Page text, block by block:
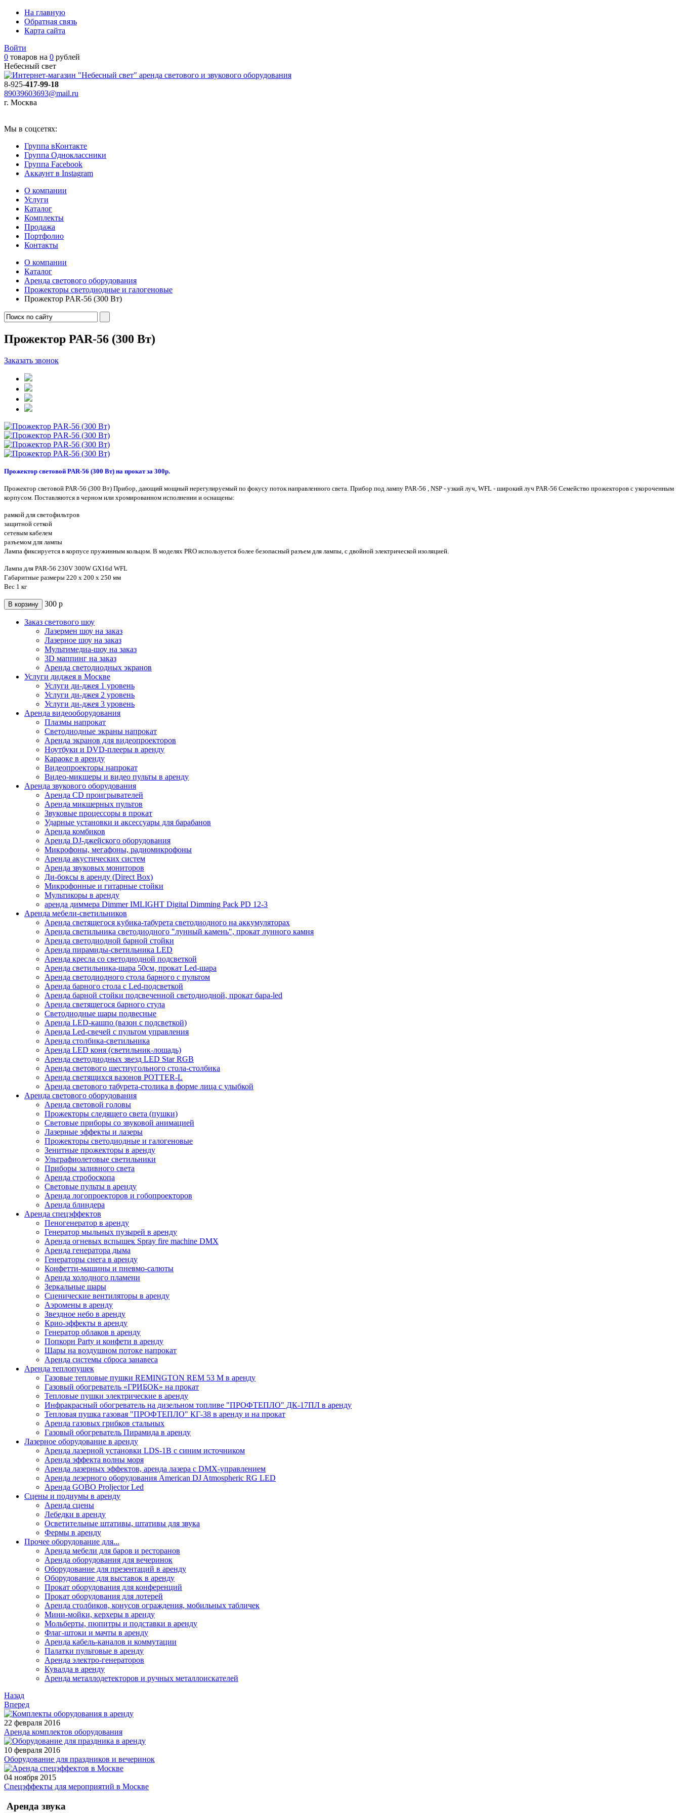
На главную
Обратная связь
Карта сайта
Войти
0 товаров на 0 рублей
Небесный свет
аренда светового и звукового оборудования
8-925-417-99-18
89039603693@mail.ru
г. Москва
Мы в соцсетях:
Группа вКонтакте
Группа Одноклассники
Группа Facebook
Аккаунт в Instagram
О компании
Услуги
Каталог
Комплекты
Продажа
Портфолио
Контакты
О компании
Каталог
Аренда светового оборудования
Прожекторы светодиодные и галогеновые
Прожектор PAR-56 (300 Вт)
Прожектор PAR-56 (300 Вт)
Заказать звонок
Прожектор световой PAR-56 (300 Вт) на прокат за 300р.
Прожектор световой PAR-56 (300 Вт) Прибор, дающий мощный нерегулируемый по фокусу поток направленного света. Прибор под лампу PAR-56 , NSP - узкий луч, WFL - широкий луч PAR-56 Семейство прожекторов с укороченным
корпусом. Поставляются в черном или хромированном исполнении и оснащены:
рамкой для светофильтров
защитной сеткой
сетевым кабелем
разъемом для лампы
Лампа фиксируется в корпусе пружинным кольцом. В моделях PRO используется более безопасный разъем для лампы, с двойной электрической изоляцией.
Лампа для PAR-56 230V 300W GX16d WFL
Габаритные размеры 220 х 200 х 250 мм
Вес 1 кг
В корзину 300 р
Заказ светового шоу
Лазермен шоу на заказ
Лазерное шоу на заказ
Мультимедиа-шоу на заказ
3D маппинг на заказ
Аренда светодиодных экранов
Услуги диджея в Москве
Услуги ди-джея 1 уровень
Услуги ди-джея 2 уровень
Услуги ди-джея 3 уровень
Аренда видеооборудования
Плазмы напрокат
Светодиодные экраны напрокат
Аренда экранов для видеопроекторов
Ноутбуки и DVD-плееры в аренду
Караоке в аренду
Видеопроекторы напрокат
Видео-микшеры и видео пульты в аренду
Аренда звукового оборудования
Аренда CD проигрывателей
Аренда микшерных пультов
Звуковые процессоры в прокат
Ударные установки и аксессуары для барабанов
Аренда комбиков
Аренда DJ-джейского оборудования
Микрофоны, мегафоны, радиомикрофоны
Аренда акустических систем
Аренда звуковых мониторов
Ди-боксы в аренду (Direct Box)
Микрофонные и гитарные стойки
Мультикоры в аренду
аренда диммера Dimmer IMLIGHT Digital Dimming Pack PD 12-3
Аренда мебели-светильников
Аренда светящегося кубика-табурета светодиодного на аккумуляторах
Аренда светильника светодиодного "лунный камень", прокат лунного камня
Аренда светодиодной барной стойки
Аренда пирамиды-светильника LED
Аренда кресла со светодиодной подсветкой
Аренда светильника-шара 50см, прокат Led-шара
Аренда светодиодного стола барного с пультом
Аренда барного стола с Led-подсветкой
Аренда барной стойки подсвеченной светодиодной, прокат бара-led
Аренда светящегося барного стула
Светодиодные шары подвесные
Аренда LED-кашпо (вазон с подсветкой)
Аренда Led-свечей с пультом управления
Аренда столбика-светильника
Аренда LED коня (светильник-лошадь)
Аренда светодиодных звезд LED Star RGB
Аренда светового шестиугольного стола-столбика
Аренда светящихся вазонов POTTER-L
Аренда светового табурета-столика в форме лица с улыбкой
Аренда светового оборудования
Аренда световой головы
Прожекторы следящего света (пушки)
Световые приборы со звуковой анимацией
Лазерные эффекты и лазеры
Прожекторы светодиодные и галогеновые
Зенитные прожекторы в аренду
Ультрафиолетовые светильники
Приборы заливного света
Аренда стробоскопа
Световые пульты в аренду
Аренда логопроекторов и гобопроекторов
Аренда блиндера
Аренда спецэффектов
Пеногенератор в аренду
Генератор мыльных пузырей в аренду
Аренда огневых вспышек Spray fire machine DMX
Аренда генератора дыма
Генераторы снега в аренду
Конфетти-машины и пневмо-салюты
Аренда холодного пламени
Зеркальные шары
Сценические вентиляторы в аренду
Аэромены в аренду
Звездное небо в аренду
Крио-эффекты в аренду
Генератор облаков в аренду
Попкорн Party и конфети в аренду
Шары на воздушном потоке напрокат
Аренда cистемы сброса занавеса
Аренда теплопушек
Газовые тепловые пушки REMINGTON REM 53 M в аренду
Газовый обогреватель «ГРИБОК» на прокат
Тепловые пушки электрические в аренду
Инфракрасный обогреватель на дизельном топливе "ПРОФТЕПЛО" ДК-17ПЛ в аренду
Тепловая пушка газовая "ПРОФТЕПЛО" КГ-38 в аренду и на прокат
Аренда газовых грибков стальных
Газовый обогреватель Пирамида в аренду
Лазерное оборудование в аренду
Аренда лазерной установки LDS-1B с синим источником
Аренда эффекта волны моря
Аренда лазерных эффектов, аренда лазера с DMX-управлением
Аренда лезерного оборудования American DJ Atmospheric RG LED
Аренда GOBO Proljector Led
Сцены и подиумы в аренду
Аренда сцены
Лебедки в аренду
Осветительные штативы, штативы для звука
Фермы в аренду
Прочее оборудование для...
Аренда мебели для баров и ресторанов
Аренда оборудования для вечеринок
Оборудование для презентаций в аренду
Оборудование для выставок в аренду
Прокат оборудования для конференций
Прокат оборудования для лотерей
Аренда столбиков, конусов ограждения, мобильных табличек
Мини-мойки, керхеры в аренду
Мольберты, пюпитры и подставки в аренду
Флаг-штоки и мачты в аренду
Аренда кабель-каналов и коммутации
Палатки пультовые в аренду
Аренда электро-генераторов
Кувалда в аренду
Аренда металлодетекторов и ручных металлоискателей
Назад
Вперед
22 февраля 2016
Аренда комплектов оборудования
10 февраля 2016
Оборудование для праздников и вечеринок
04 ноября 2015
Спецэффекты для мероприятий в Москве
Аренда звука